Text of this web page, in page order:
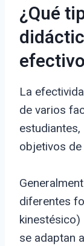
¿Qué
La
de varios
objetivos
diferentes
kinestésico)
se adaptan